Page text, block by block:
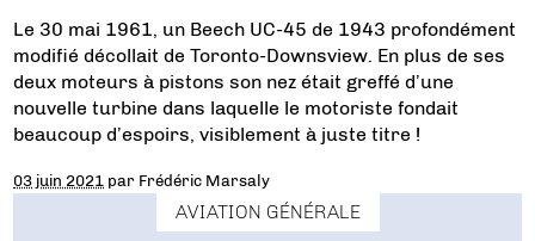
Le 30 mai 1961, un Beech UC-45 de 1943 profondément
modifié décollait de Toronto-Downsview. En plus de ses
deux moteurs à pistons son nez était greffé d’une
nouvelle turbine dans laquelle le motoriste fondait
beaucoup d’espoirs, visiblement à juste titre !
03 juin 2021 par Frédéric Marsaly
AVIATION GÉNÉRALE